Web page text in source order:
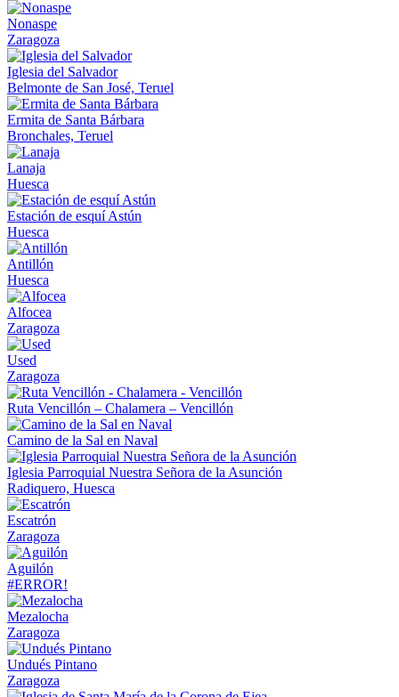
Nonaspe
Zaragoza
Iglesia del Salvador
Belmonte de San José, Teruel
Ermita de Santa Bárbara
Bronchales, Teruel
Lanaja
Huesca
Estación de esquí Astún
Huesca
Antillón
Huesca
Alfocea
Zaragoza
Used
Zaragoza
Ruta Vencillón – Chalamera – Vencillón
Camino de la Sal en Naval
Iglesia Parroquial Nuestra Señora de la Asunción
Radiquero, Huesca
Escatrón
Zaragoza
Aguilón
#ERROR!
Mezalocha
Zaragoza
Undués Pintano
Zaragoza